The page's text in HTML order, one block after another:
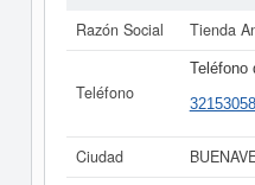
Razón Social
Tienda
Teléfono
Teléfono
Ciudad